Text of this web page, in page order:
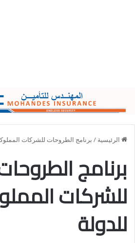
الرئيسية / برنامج الطروحات للشركات
برنامج
للشركات
للدولة